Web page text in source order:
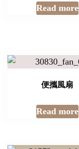
Read more
便攜風扇
Read more